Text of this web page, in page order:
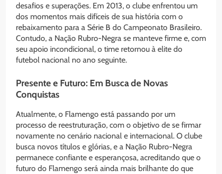
desafios e superações. Em 2013, o clube enfrentou um
dos momentos mais difíceis de sua história com o
rebaixamento para a Série B do Campeonato Brasileiro.
Contudo, a Nação Rubro-Negra se manteve firme e, com
seu apoio incondicional, o time retornou à elite do
futebol nacional no ano seguinte.
Presente e Futuro: Em Busca de Novas
Conquistas
Atualmente, o Flamengo está passando por um
processo de reestruturação, com o objetivo de se firmar
novamente no cenário nacional e internacional. O clube
busca novos títulos e glórias, e a Nação Rubro-Negra
permanece confiante e esperançosa, acreditando que o
futuro do Flamengo será ainda mais brilhante do que